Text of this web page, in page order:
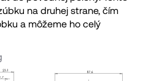
na druhej strane, čím
a môžeme ho celý